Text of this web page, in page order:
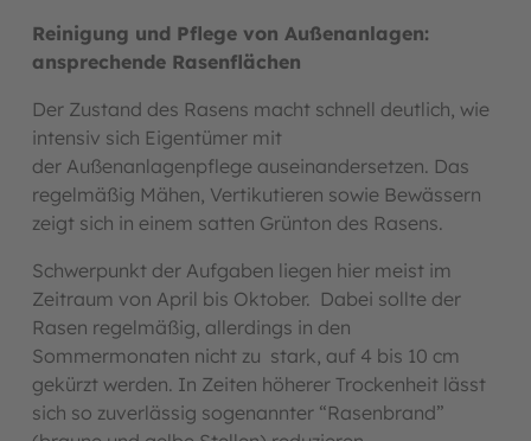
Reinigung und Pflege von Außenanlagen:
ansprechende Rasenflächen
Der Zustand des Rasens macht schnell deutlich, wie
intensiv sich Eigentümer mit
der Außenanlagenpflege auseinandersetzen. Das
regelmäßig Mähen, Vertikutieren sowie Bewässern
zeigt sich in einem satten Grünton des Rasens.
Schwerpunkt der Aufgaben liegen hier meist im
Zeitraum von April bis Oktober. Dabei sollte der
Rasen regelmäßig, allerdings in den
Sommermonaten nicht zu stark, auf 4 bis 10 cm
gekürzt werden. In Zeiten höherer Trockenheit lässt
sich so zuverlässig sogenannter “Rasenbrand”